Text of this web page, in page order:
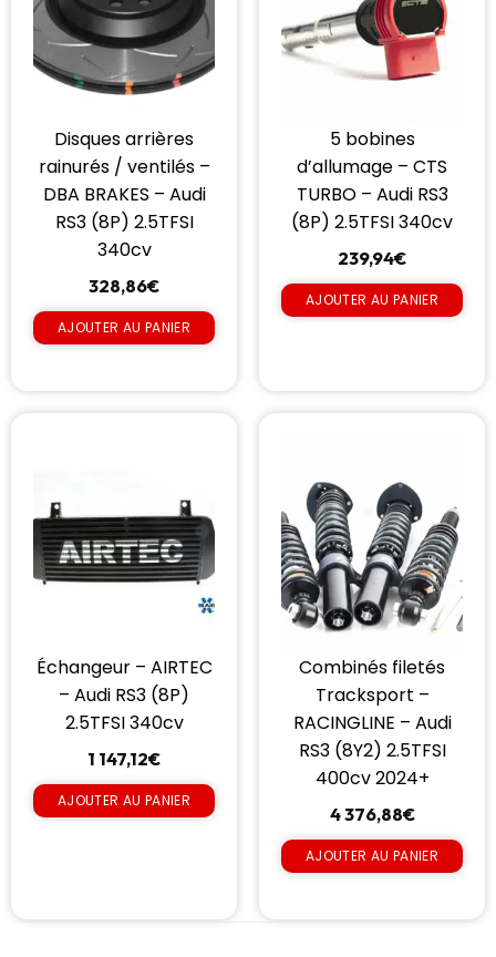
Disques arrières
rainurés / ventilés –
DBA BRAKES – Audi
RS3 (8P) 2.5TFSI
340cv
328,86€
AJOUTER AU PANIER
5 bobines
d’allumage – CTS
TURBO – Audi RS3
(8P) 2.5TFSI 340cv
239,94€
AJOUTER AU PANIER
Échangeur – AIRTEC
– Audi RS3 (8P)
2.5TFSI 340cv
1 147,12€
AJOUTER AU PANIER
Combinés filetés
Tracksport –
RACINGLINE – Audi
RS3 (8Y2) 2.5TFSI
400cv 2024+
4 376,88€
AJOUTER AU PANIER